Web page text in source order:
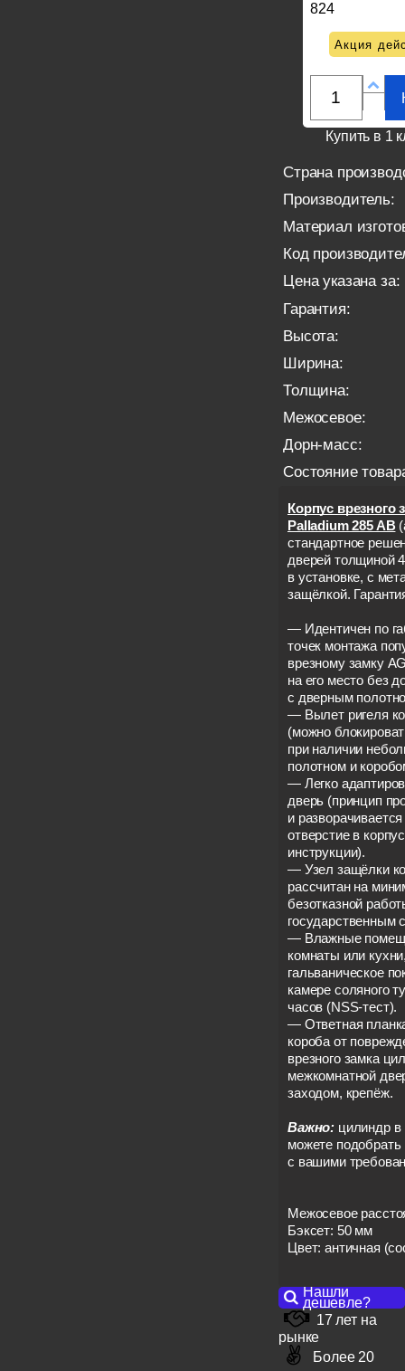
824
Акция
Купить в 1
Страна
Производитель:
Материал
Код
Цена указана за:
Гарантия:
Высота:
Ширина:
Толщина:
Межосевое:
Дорн-масс:
Состояние
Корпус врезного
Palladium 285 AB
стандартное
дверей толщиной
в установке, с
защёлкой.
— Идентичен по
точек монтажа
врезному замку
на его место без
с дверным
— Вылет ригеля
(можно
при наличии
полотном и
— Легко
дверь (принцип
и
отверстие в
инструкции).
— Узел защёлки
рассчитан на
безотказной
государственным
— Влажные
комнаты или
гальваническое
камере соляного
часов (NSS-тест).
— Ответная
короба от
врезного замка
межкомнатной
заходом, крепёж.
Важно: цилиндр
можете
с вашими
Межосевое
Бэксет: 50 мм
Цвет: античная
Нашли
дешевле?
17 лет на
рынке
Более 20